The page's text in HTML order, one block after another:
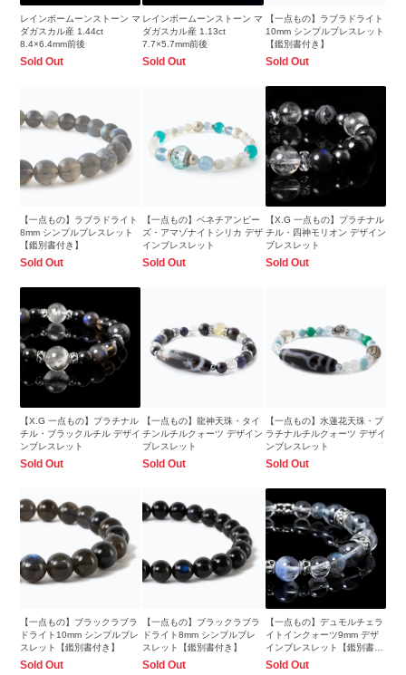
レインボームーンストーン マ
ダガスカル産 1.44ct
8.4×6.4mm前後
Sold Out
レインボームーンストーン マ
ダガスカル産 1.13ct
7.7×5.7mm前後
Sold Out
【一点もの】ラブラドライト
10mm シンプルブレスレット
【鑑別書付き】
Sold Out
【一点もの】ラブラドライト
8mm シンプルブレスレット
【鑑別書付き】
Sold Out
【一点もの】ベネチアンビー
ズ・アマゾナイトシリカ デザ
インブレスレット
Sold Out
【X.G 一点もの】プラチナル
チル・四神モリオン デザイン
ブレスレット
Sold Out
【X.G 一点もの】プラチナル
チル・ブラックルチル デザイ
ンブレスレット
Sold Out
【一点もの】龍神天珠・タイ
チンルチルクォーツ デザイン
ブレスレット
Sold Out
【一点もの】水蓮花天珠・プ
ラチナルチルクォーツ デザイ
ンブレスレット
Sold Out
【一点もの】ブラックラブラ
ドライト10mm シンプルブレ
スレット【鑑別書付き】
Sold Out
【一点もの】ブラックラブラ
ドライト8mm シンプルブレ
スレット【鑑別書付き】
Sold Out
【一点もの】デュモルチェラ
イトインクォーツ9mm デザ
インブレスレット【鑑別書付
き】
Sold Out